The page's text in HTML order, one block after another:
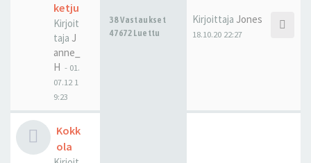
ketju
Kirjoit
taja J
anne_
H - 01.
07.12 1
9:23
38 Vastaukset
47672 Luettu
Kirjoittaja Jones
18.10.20 22:27
Kokk
ola